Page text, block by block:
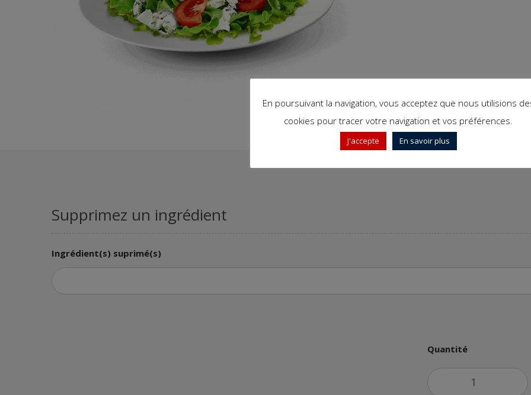
Supprimez un ingrédient
Ingrédient(s) suprimé(s)
Quantité
En poursuivant la navigation, vous acceptez que nous utilisions
cookies pour tracer votre navigation et vos préférences.
J'accepte En savoir plus